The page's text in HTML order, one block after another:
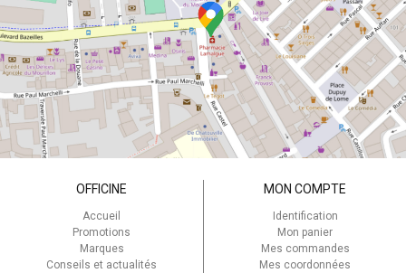
OFFICINE
Accueil
Promotions
Marques
Conseils et actualités
MON COMPTE
Identification
Mon panier
Mes commandes
Mes coordonnées